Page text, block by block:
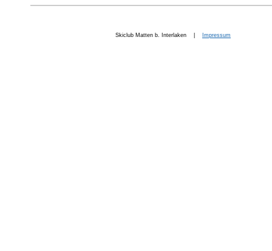
Skiclub Matten b. Interlaken | Impressum